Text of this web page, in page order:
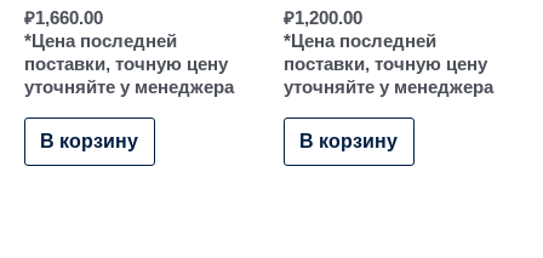
₽1,660.00
*Цена последней
поставки, точную цену
уточняйте у менеджера
В корзину
₽1,200.00
*Цена последней
поставки, точную цену
уточняйте у менеджера
В корзину